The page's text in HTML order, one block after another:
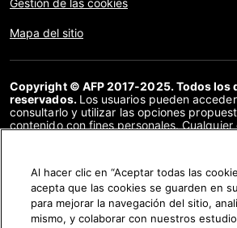
Mapa del sitio
Copyright © AFP 2017-2025. Todos los
reservados. Los usuarios pueden
consultarlo y utilizar las opciones
contenido con fines personales. Cualquier
distribución del contenido de este sitio,
acuerdo específico firmado con la AFP,
prohibido. Los elementos analizados en
presentan o se enlazan en tanto en
la correcta comprensión de la verificación
Al hacer clic en “Aceptar todas las
acepta que las cookies se guarden en
para mejorar la navegación del sitio,
mismo, y colaborar con nuestros